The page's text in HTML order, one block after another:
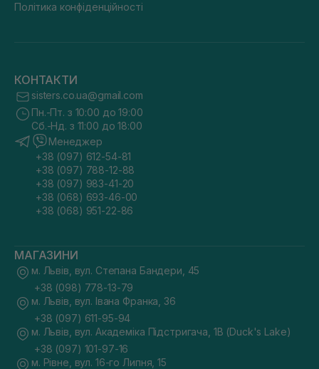
Політика конфіденційності
КОНТАКТИ
sisters.co.ua@gmail.com
Пн.-Пт. з 10:00 до 19:00
Сб.-Нд. з 11:00 до 18:00
Менеджер
+38 (097) 612-54-81
+38 (097) 788-12-88
+38 (097) 983-41-20
+38 (068) 693-46-00
+38 (068) 951-22-86
МАГАЗИНИ
м. Львів, вул. Степана Бандери, 45
+38 (098) 778-13-79
м. Львів, вул. Івана Франка, 36
+38 (097) 611-95-94
м. Львів, вул. Академіка Підстригача, 1В (Duck's Lake)
+38 (097) 101-97-16
м. Рівне, вул. 16-го Липня, 15